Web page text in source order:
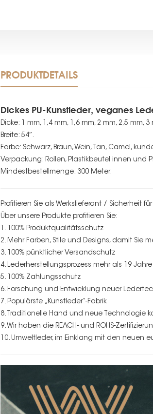
PRODUKTDETAILS
Dickes PU-Kunstleder, veganes
Dicke: 1 mm, 1,4 mm, 1,6 mm, 2 mm, 2,5 mm, 3
Breite: 54″.
Farbe: Schwarz, Braun, Wein, Tan, Camel,
Verpackung: Rollen, Plastikbeutel innen und
Mindestbestellmenge: 300 Meter.
Profitieren Sie als Werkslieferant / Sicherheit für
Über unsere Produkte profitieren Sie:
1. 100% Produktqualitätsschutz
2. Mehr Farben, Stile und Designs, damit Sie
3. 100% pünktlicher Versandschutz
4. Lederherstellungsprozess mehr als 19
5. 100% Zahlungsschutz
6. Forschung und Entwicklung neuer
7. Populärste „Kunstleder“-Fabrik
8. Traditionelle Hand und neue Technologie
9. Wir haben die REACH- und ROHS-
10. Umweltleder, im Einklang mit den neuen